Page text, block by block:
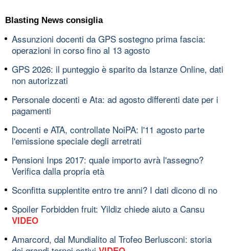
Blasting News consiglia
Assunzioni docenti da GPS sostegno prima fascia:
operazioni in corso fino al 13 agosto
GPS 2026: il punteggio è sparito da Istanze Online, dati
non autorizzati
Personale docenti e Ata: ad agosto differenti date per i
pagamenti
Docenti e ATA, controllate NoiPA: l'11 agosto parte
l'emissione speciale degli arretrati
Pensioni Inps 2017: quale importo avrà l'assegno?
Verifica dalla propria età
Sconfitta supplentite entro tre anni? I dati dicono di no
Spoiler Forbidden fruit: Yildiz chiede aiuto a Cansu
VIDEO
Amarcord, dal Mundialito al Trofeo Berlusconi: storia